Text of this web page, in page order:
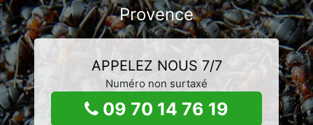
Provence
APPELEZ NOUS 7/7
Numéro non surtaxé
09 70 14 76 19